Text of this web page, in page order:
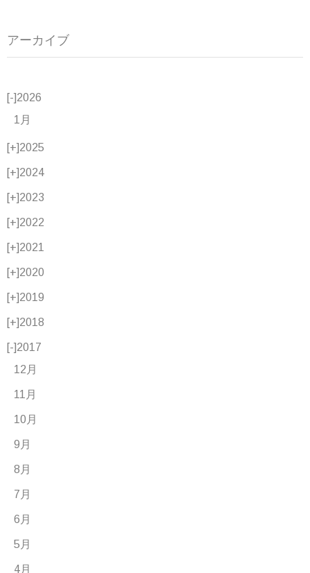
アーカイブ
[-]2026
1月
[+]2025
[+]2024
[+]2023
[+]2022
[+]2021
[+]2020
[+]2019
[+]2018
[-]2017
12月
11月
10月
9月
8月
7月
6月
5月
4月